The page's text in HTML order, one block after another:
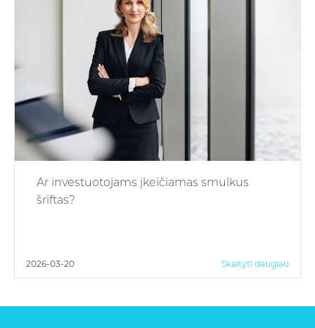
Ar investuotojams įkeičiamas smulkus
šriftas?
2026-03-20 Skaityti daugiau